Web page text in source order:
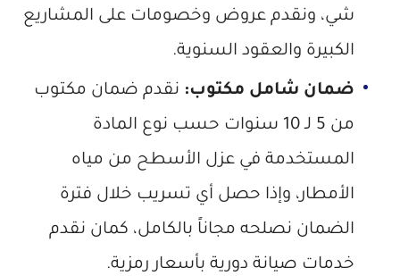
شي، ونقدم عروض وخصومات على المشاريع
الكبيرة والعقود السنوية.
ضمان شامل مكتوب: نقدم ضمان مكتوب
من 5 لـ 10 سنوات حسب نوع المادة
المستخدمة في عزل الأسطح من مياه
الأمطار، وإذا حصل أي تسريب خلال فترة
الضمان نصلحه مجاناً بالكامل، كمان نقدم
خدمات صيانة دورية بأسعار رمزية.